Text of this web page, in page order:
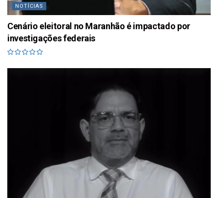
NOTÍCIAS
Cenário eleitoral no Maranhão é impactado por
investigações federais